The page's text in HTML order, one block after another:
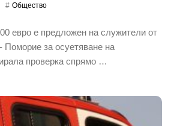
Общество
евро е предложен на служители от
Поморие за осуетяване на
проверка спрямо …